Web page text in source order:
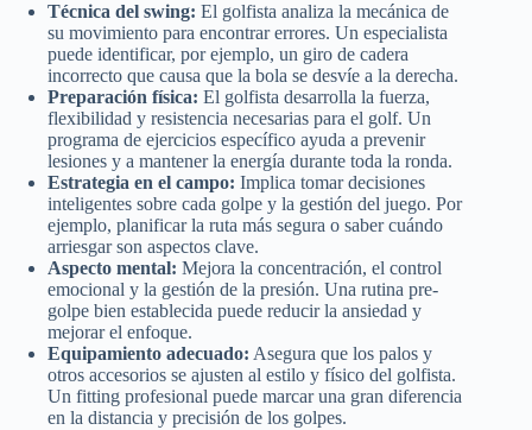
Técnica del swing: El golfista analiza la mecánica de
su movimiento para encontrar errores. Un especialista
puede identificar, por ejemplo, un giro de cadera
incorrecto que causa que la bola se desvíe a la derecha.
Preparación física: El golfista desarrolla la fuerza,
flexibilidad y resistencia necesarias para el golf. Un
programa de ejercicios específico ayuda a prevenir
lesiones y a mantener la energía durante toda la ronda.
Estrategia en el campo: Implica tomar decisiones
inteligentes sobre cada golpe y la gestión del juego. Por
ejemplo, planificar la ruta más segura o saber cuándo
arriesgar son aspectos clave.
Aspecto mental: Mejora la concentración, el control
emocional y la gestión de la presión. Una rutina pre-
golpe bien establecida puede reducir la ansiedad y
mejorar el enfoque.
Equipamiento adecuado: Asegura que los palos y
otros accesorios se ajusten al estilo y físico del golfista.
Un fitting profesional puede marcar una gran diferencia
en la distancia y precisión de los golpes.